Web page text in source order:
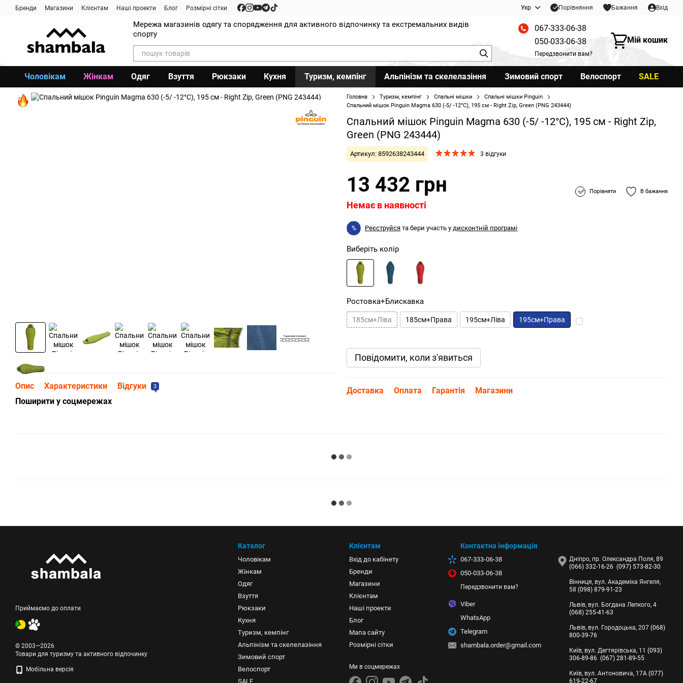
Перейти до основного контенту
Бренди Магазини Клієнтам Наші проекти Блог Розмірні сітки Укр Порівняння Бажання Вхід
Мережа магазинів одягу та спорядження для активного відпочинку та екстремальних видів
спорту
067-333-06-38
050-033-06-38
Передзвонити вам?
Мій кошик
Чоловікам Жінкам Одяг Взуття Рюкзаки Кухня Туризм, кемпінг Альпінізм та скелелазіння Зимовий спорт Велоспорт SALE
Опис Характеристики Відгуки 3
Поширити у соцмережах
Головна Туризм, кемпінг Спальні мішки
Спальні мішки Pinguin
Спальний мішок Pinguin Magma 630 (-5/ -12°C), 195 см - Right Zip, Green (PNG 243444)
Спальний мішок Pinguin Magma 630 (-5/ -12°C), 195 см - Right Zip,
Green (PNG 243444)
Артикул: 8592638243444 3 відгуки
13 432 грн
Немає в наявності
Порівняти В бажання
% Реєструйся та бери участь у дисконтній програмі
Виберіть колір
Ростовка+Блискавка
185см+Ліва 185см+Права 195см+Ліва 195см+Права
Повідомити, коли з'явиться
Доставка Оплата Гарантія Магазини
Приймаємо до оплати
© 2003—2026
Товари для туризму та активного відпочинку
Мобільна версія
Каталог
Чоловікам
Жінкам
Одяг
Взуття
Рюкзаки
Кухня
Туризм, кемпінг
Альпінізм та скелелазіння
Зимовий спорт
Велоспорт
SALE
Клієнтам
Вхід до кабінету
Бренди
Магазини
Клієнтам
Наші проекти
Блог
Мапа сайту
Розмірні сітки
Ми в соцмережах
Контактна інформація
067-333-06-38
050-033-06-38
Передзвонити вам?
Viber
WhatsApp
Telegram
shambala.order@gmail.com
Дніпро, пр. Олександра Поля, 89
(066) 332-16-26 (097) 573-82-30
Вінниця, вул. Академіка Янгеля,
58 (098) 879-91-23
Львів, вул. Богдана Лепкого, 4
(068) 255-41-63
Львів, вул. Городоцька, 207 (068)
800-39-76
Київ, вул. Дегтярівська, 11 (093)
306-89-86 (067) 281-89-55
Київ, вул. Антоновича, 17А (077)
619-22-67